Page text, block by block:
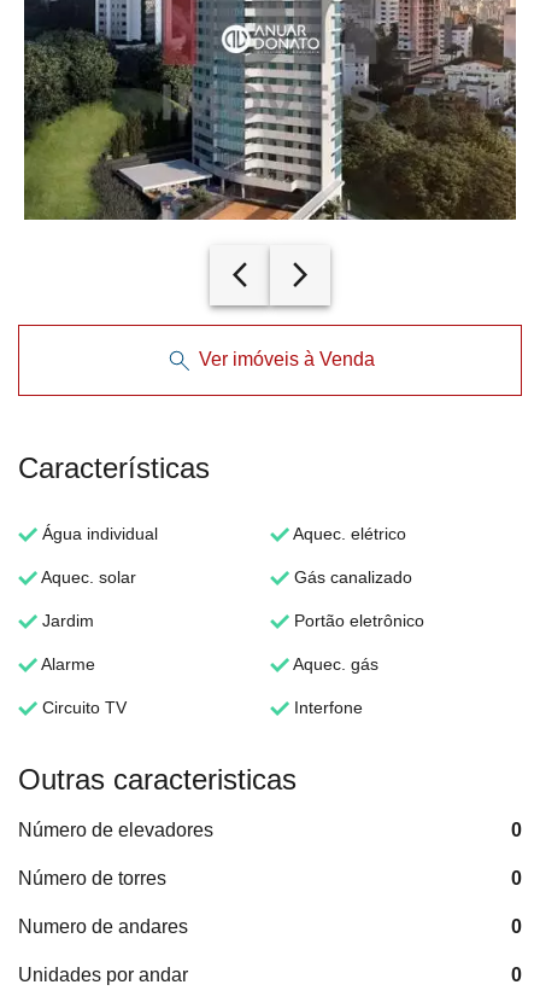
arrow_back_ios_new arrow_forward_ios
Ver imóveis à Venda
Características
Água individual Aquec. elétrico
Aquec. solar Gás canalizado
Jardim Portão eletrônico
Alarme Aquec. gás
Circuito TV Interfone
Outras caracteristicas
Número de elevadores 0
Número de torres 0
Numero de andares 0
Unidades por andar 0